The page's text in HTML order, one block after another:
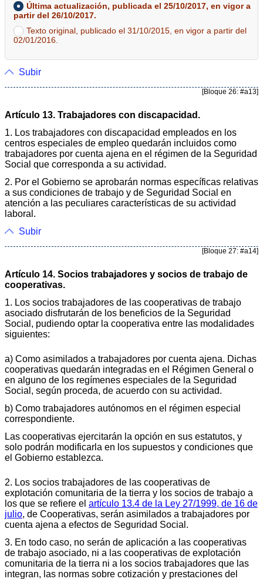
Última actualización, publicada el 25/10/2017, en vigor a
partir del 26/10/2017.
Texto original, publicado el 31/10/2015, en vigor a partir del
02/01/2016.
Subir
[Bloque 26: #a13]
Artículo 13. Trabajadores con discapacidad.
1. Los trabajadores con discapacidad empleados en los
centros especiales de empleo quedarán incluidos como
trabajadores por cuenta ajena en el régimen de la Seguridad
Social que corresponda a su actividad.
2. Por el Gobierno se aprobarán normas específicas relativas
a sus condiciones de trabajo y de Seguridad Social en
atención a las peculiares características de su actividad
laboral.
Subir
[Bloque 27: #a14]
Artículo 14. Socios trabajadores y socios de trabajo de
cooperativas.
1. Los socios trabajadores de las cooperativas de trabajo
asociado disfrutarán de los beneficios de la Seguridad
Social, pudiendo optar la cooperativa entre las modalidades
siguientes:
a) Como asimilados a trabajadores por cuenta ajena. Dichas
cooperativas quedarán integradas en el Régimen General o
en alguno de los regímenes especiales de la Seguridad
Social, según proceda, de acuerdo con su actividad.
b) Como trabajadores autónomos en el régimen especial
correspondiente.
Las cooperativas ejercitarán la opción en sus estatutos, y
solo podrán modificarla en los supuestos y condiciones que
el Gobierno establezca.
2. Los socios trabajadores de las cooperativas de
explotación comunitaria de la tierra y los socios de trabajo a
los que se refiere el artículo 13.4 de la Ley 27/1999, de 16 de
julio, de Cooperativas, serán asimilados a trabajadores por
cuenta ajena a efectos de Seguridad Social.
3. En todo caso, no serán de aplicación a las cooperativas
de trabajo asociado, ni a las cooperativas de explotación
comunitaria de la tierra ni a los socios trabajadores que las
integran, las normas sobre cotización y prestaciones del